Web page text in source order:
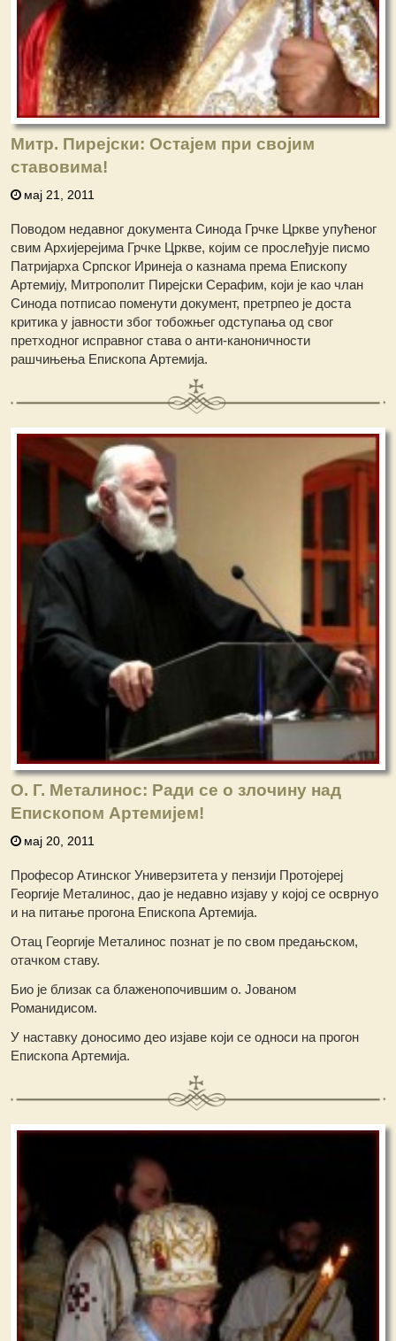
Митр. Пирејски: Остајем при својим
ставовима!
мај 21, 2011
Поводом недавног документа Синода Грчке Цркве упућеног
свим Архијерејима Грчке Цркве, којим се прослеђује писмо
Патријарха Српског Иринеја о казнама према Епископу
Артемију, Митрополит Пирејски Серафим, који је као члан
Синода потписао поменути документ, претрпео је доста
критика у јавности због тобожњег одступања од свог
претходног исправног става о анти-каноничности
рашчињења Епископа Артемија.
О. Г. Металинос: Ради се о злочину над
Епископом Артемијем!
мај 20, 2011
Професор Атинског Универзитета у пензији Протојереј
Георгије Металинос, дао је недавно изјаву у којој се осврнуо
и на питање прогона Епископа Артемија.
Отац Георгије Металинос познат је по свом предањском,
отачком ставу.
Био је близак са блаженопочившим о. Јованом
Романидисом.
У наставку доносимо део изјаве који се односи на прогон
Епископа Артемија.